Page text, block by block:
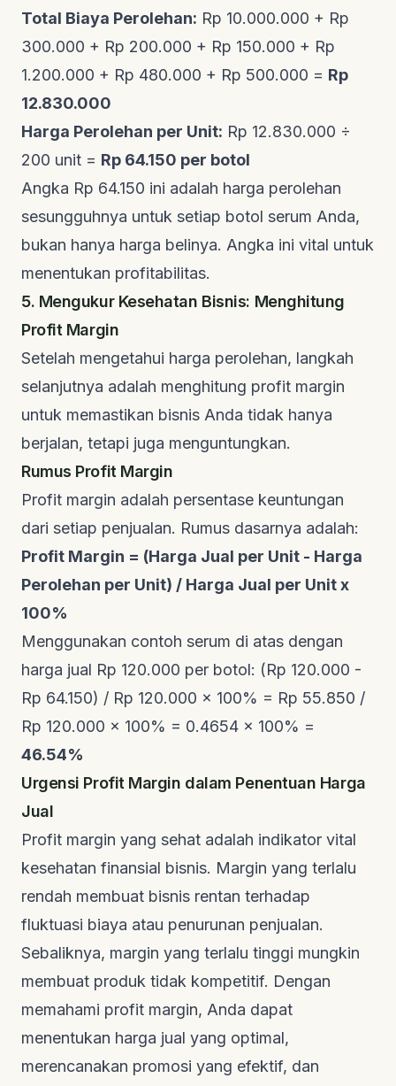
Total Biaya Perolehan: Rp 10.000.000 + Rp
300.000 + Rp 200.000 + Rp 150.000 + Rp
1.200.000 + Rp 480.000 + Rp 500.000 = Rp
12.830.000
Harga Perolehan per Unit: Rp 12.830.000 ÷
200 unit = Rp 64.150 per botol
Angka Rp 64.150 ini adalah harga perolehan
sesungguhnya untuk setiap botol serum Anda,
bukan hanya harga belinya. Angka ini vital untuk
menentukan profitabilitas.
5. Mengukur Kesehatan Bisnis: Menghitung
Profit Margin
Setelah mengetahui harga perolehan, langkah
selanjutnya adalah menghitung profit margin
untuk memastikan bisnis Anda tidak hanya
berjalan, tetapi juga menguntungkan.
Rumus Profit Margin
Profit margin adalah persentase keuntungan
dari setiap penjualan. Rumus dasarnya adalah:
Profit Margin = (Harga Jual per Unit - Harga
Perolehan per Unit) / Harga Jual per Unit x
100%
Menggunakan contoh serum di atas dengan
harga jual Rp 120.000 per botol: (Rp 120.000 -
Rp 64.150) / Rp 120.000 x 100% = Rp 55.850 /
Rp 120.000 x 100% = 0.4654 x 100% =
46.54%
Urgensi Profit Margin dalam Penentuan Harga
Jual
Profit margin yang sehat adalah indikator vital
kesehatan finansial bisnis. Margin yang terlalu
rendah membuat bisnis rentan terhadap
fluktuasi biaya atau penurunan penjualan.
Sebaliknya, margin yang terlalu tinggi mungkin
membuat produk tidak kompetitif. Dengan
memahami profit margin, Anda dapat
menentukan harga jual yang optimal,
merencanakan promosi yang efektif, dan